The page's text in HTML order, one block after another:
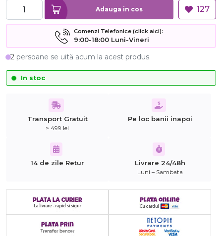
Adauga in cos 127
Comenzi Telefonice (click aici):
9:00-18:00 Luni-Vineri
2 persoane se uită acum la acest produs.
In stoc
Transport Gratuit
> 499 lei
Pe loc banii inapoi
14 de zile Retur Livrare 24/48h
Luni – Sambata